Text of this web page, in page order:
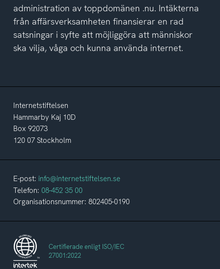
administration av toppdomänen .nu. Intäkterna
från affärsverksamheten finansierar en rad
satsningar i syfte att möjliggöra att människor
ska vilja, våga och kunna använda internet.
Internetstiftelsen
Hammarby Kaj 10D
Box 92073
120 07 Stockholm
E-post: info@internetstiftelsen.se
Telefon: 08-452 35 00
Organisationsnummer: 802405-0190
Certifierade enligt ISO/IEC
27001:2022